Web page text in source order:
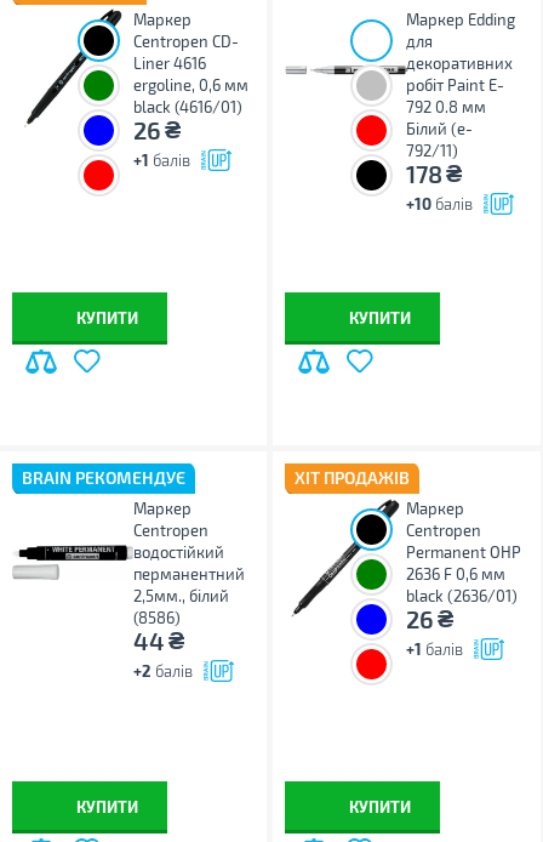
Маркер
Centropen CD-
Liner 4616
ergoline, 0,6 мм
black (4616/01)
26₴
+1 балів
КУПИТИ
Маркер Edding
для
декоративних
робіт Paint E-
792 0.8 мм
Білий (e-
792/11)
178₴
+10 балів
КУПИТИ
BRAIN РЕКОМЕНДУЄ
Маркер
Centropen
водостійкий
перманентний
2,5мм., білий
(8586)
44₴
+2 балів
КУПИТИ
ХІТ ПРОДАЖІВ
Маркер
Centropen
Permanent ОНР
2636 F 0,6 мм
black (2636/01)
26₴
+1 балів
КУПИТИ